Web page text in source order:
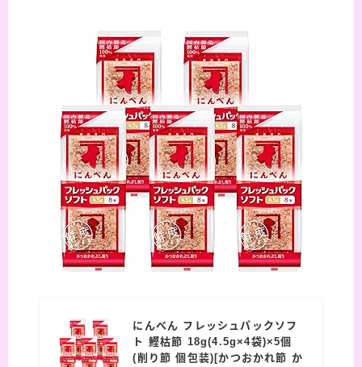
にんべん フレッシュパックソフ
ト 鰹枯節 18g(4.5g×4袋)×5個
(削り節 個包装)[かつおかれ節 か